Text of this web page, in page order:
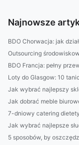
Najnowsze
BDO Chorwacja: jak
Outsourcing
BDO Francja: pełny
Loty do Glasgow: 10
Jak wybrać najlepszy
Jak dobrać meble
7-dniowy catering
Jak wybrać najlepsze
5 sposobów, by